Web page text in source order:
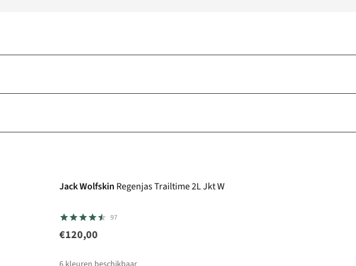
Jack Wolfskin Regenjas Trailtime 2L Jkt W
97
€120,00